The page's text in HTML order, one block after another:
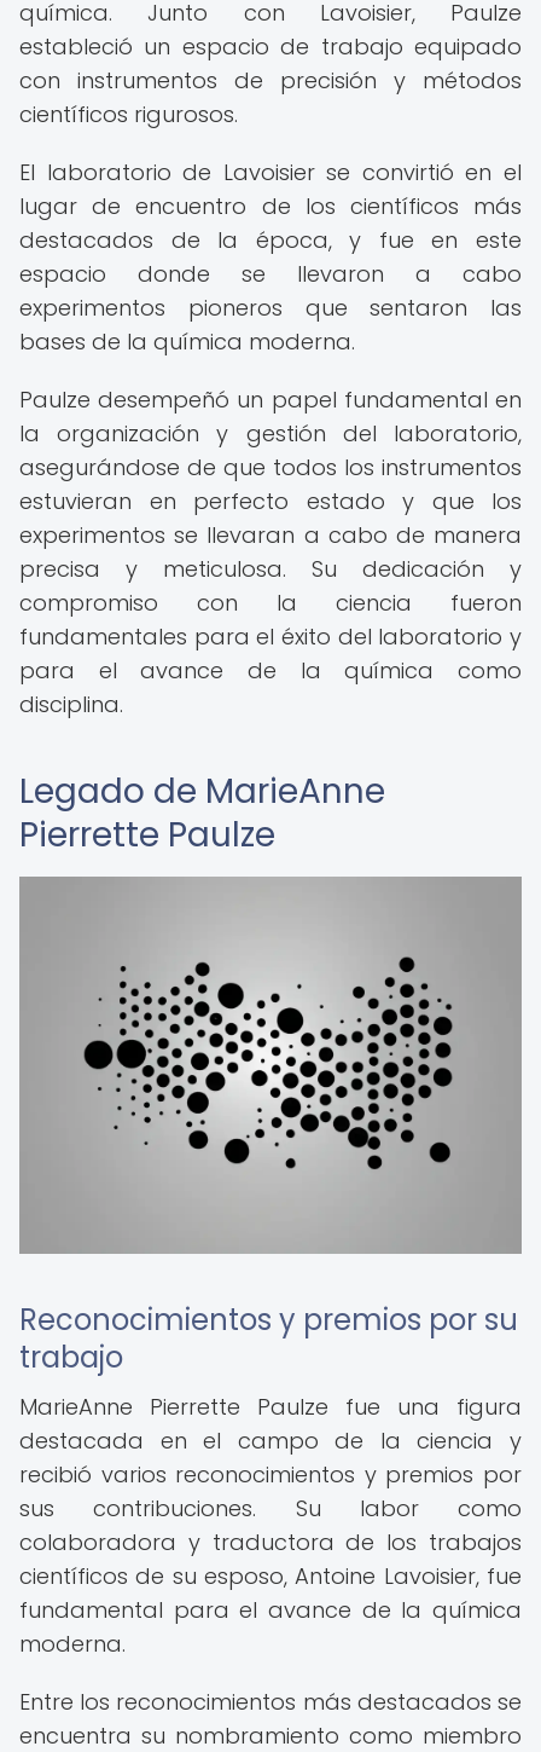
química. Junto con Lavoisier, Paulze
estableció un espacio de trabajo equipado
con instrumentos de precisión y métodos
científicos rigurosos.
El laboratorio de Lavoisier se convirtió en el
lugar de encuentro de los científicos más
destacados de la época, y fue en este
espacio donde se llevaron a cabo
experimentos pioneros que sentaron las
bases de la química moderna.
Paulze desempeñó un papel fundamental en
la organización y gestión del laboratorio,
asegurándose de que todos los instrumentos
estuvieran en perfecto estado y que los
experimentos se llevaran a cabo de manera
precisa y meticulosa. Su dedicación y
compromiso con la ciencia fueron
fundamentales para el éxito del laboratorio y
para el avance de la química como
disciplina.
Legado de MarieAnne
Pierrette Paulze
Reconocimientos y premios por su
trabajo
MarieAnne Pierrette Paulze fue una figura
destacada en el campo de la ciencia y
recibió varios reconocimientos y premios por
sus contribuciones. Su labor como
colaboradora y traductora de los trabajos
científicos de su esposo, Antoine Lavoisier, fue
fundamental para el avance de la química
moderna.
Entre los reconocimientos más destacados se
encuentra su nombramiento como miembro